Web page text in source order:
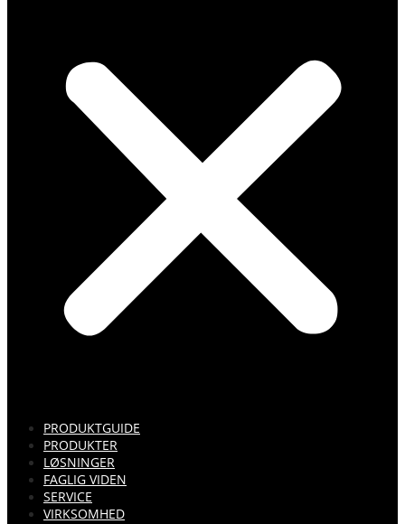
PRODUKTGUIDE
PRODUKTER
LØSNINGER
FAGLIG VIDEN
SERVICE
VIRKSOMHED